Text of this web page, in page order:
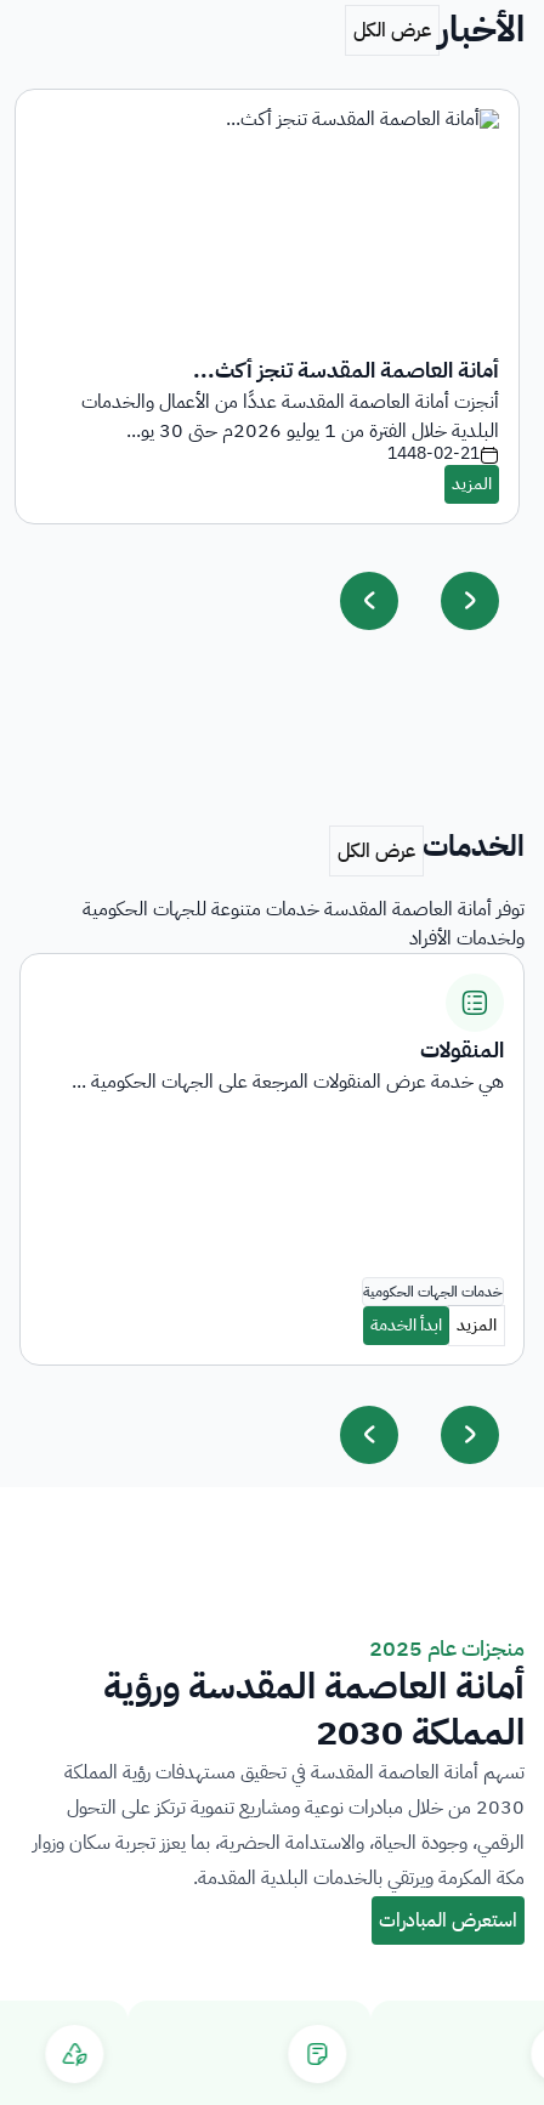
الأخبار
أمانة العاصمة المقدسة تنجز أكث...
أنجزت أمانة العاصمة المقدسة عددًا من الأعمال والخدمات
البلدية خلال الفترة من 1 يوليو 2026م حتى 30 يو...
1448-02-21
الخدمات
توفر أمانة العاصمة المقدسة خدمات متنوعة للجهات الحكومية
ولخدمات الأفراد
المنقولات
هي خدمة عرض المنقولات المرجعة على الجهات الحكومية ...
منجزات عام 2025
أمانة العاصمة المقدسة ورؤية
المملكة 2030
تسهم أمانة العاصمة المقدسة في تحقيق مستهدفات رؤية المملكة
2030 من خلال مبادرات نوعية ومشاريع تنموية ترتكز على التحول
الرقمي، وجودة الحياة، والاستدامة الحضرية، بما يعزز تجربة سكان وزوار
مكة المكرمة ويرتقي بالخدمات البلدية المقدمة.